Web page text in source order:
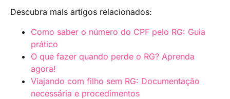
Descubra mais artigos relacionados:
Como saber o número do CPF pelo RG: Guia
prático
O que fazer quando perde o RG? Aprenda
agora!
Viajando com filho sem RG: Documentação
necessária e procedimentos